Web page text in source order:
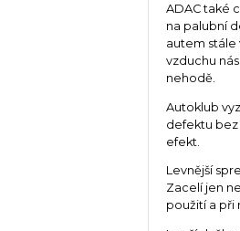
ADAC také
na palubní
autem stále
vzduchu
nehodě.
Autoklub
defektu bez
efekt.
Levnější
Zacelí jen
použití a při